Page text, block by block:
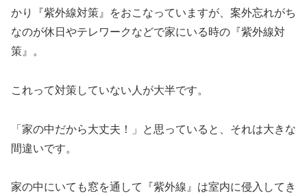
かり『紫外線対策』をおこなっていますが、案外忘れがち
なのが休日やテレワークなどで家にいる時の『紫外線対
策』。
これって対策していない人が大半です。
「家の中だから大丈夫！」と思っていると、それは大きな
間違いです。
家の中にいても窓を通して『紫外線』は室内に侵入してき